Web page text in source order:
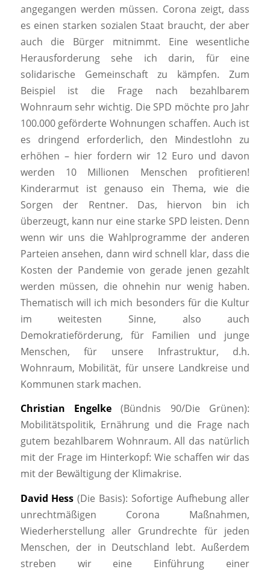
angegangen werden müssen. Corona zeigt, dass
es einen starken sozialen Staat braucht, der aber
auch die Bürger mitnimmt. Eine wesentliche
Herausforderung sehe ich darin, für eine
solidarische Gemeinschaft zu kämpfen. Zum
Beispiel ist die Frage nach bezahlbarem
Wohnraum sehr wichtig. Die SPD möchte pro Jahr
100.000 geförderte Wohnungen schaffen. Auch ist
es dringend erforderlich, den Mindestlohn zu
erhöhen – hier fordern wir 12 Euro und davon
werden 10 Millionen Menschen profitieren!
Kinderarmut ist genauso ein Thema, wie die
Sorgen der Rentner. Das, hiervon bin ich
überzeugt, kann nur eine starke SPD leisten. Denn
wenn wir uns die Wahlprogramme der anderen
Parteien ansehen, dann wird schnell klar, dass die
Kosten der Pandemie von gerade jenen gezahlt
werden müssen, die ohnehin nur wenig haben.
Thematisch will ich mich besonders für die Kultur
im weitesten Sinne, also auch
Demokratieförderung, für Familien und junge
Menschen, für unsere Infrastruktur, d.h.
Wohnraum, Mobilität, für unsere Landkreise und
Kommunen stark machen.
Christian Engelke (Bündnis 90/Die Grünen):
Mobilitätspolitik, Ernährung und die Frage nach
gutem bezahlbarem Wohnraum. All das natürlich
mit der Frage im Hinterkopf: Wie schaffen wir das
mit der Bewältigung der Klimakrise.
David Hess (Die Basis): Sofortige Aufhebung aller
unrechtmäßigen Corona Maßnahmen,
Wiederherstellung aller Grundrechte für jeden
Menschen, der in Deutschland lebt. Außerdem
streben wir eine Einführung einer